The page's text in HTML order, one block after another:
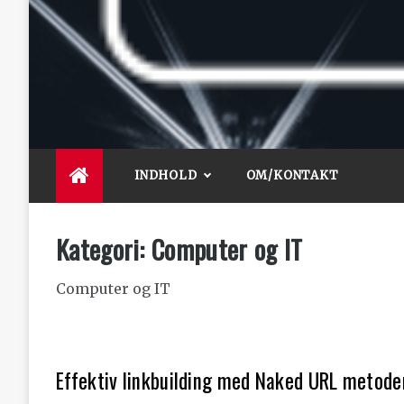
Knife for life
De bedste artikler, tips og tricks finder du her.
INDHOLD OM/KONTAKT
Kategori:Computer og IT
Computer og IT
Effektiv linkbuilding med Naked URL